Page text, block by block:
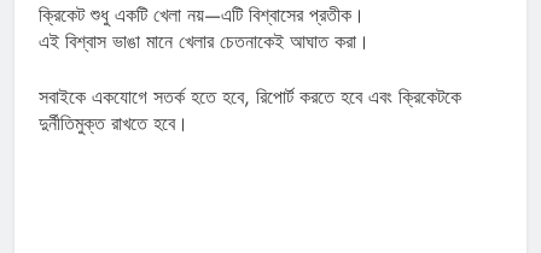
ক্রিকেট শুধু একটি খেলা নয়—এটি বিশ্বাসের প্রতীক।
এই বিশ্বাস ভাঙা মানে খেলার চেতনাকেই আঘাত করা।
সবাইকে একযোগে সতর্ক হতে হবে, রিপোর্ট করতে হবে এবং ক্রিকেটকে
দুর্নীতিমুক্ত রাখতে হবে।